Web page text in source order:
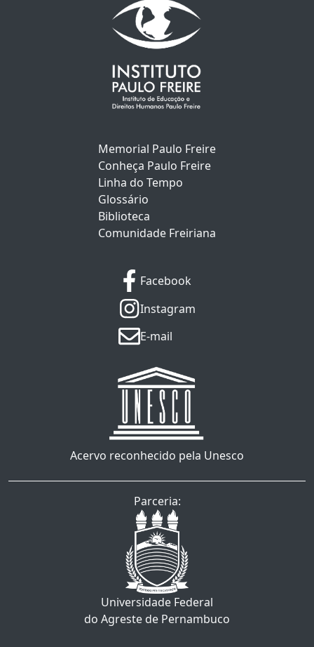
Memorial Paulo Freire
Conheça Paulo Freire
Linha do Tempo
Glossário
Biblioteca
Comunidade Freiriana
Facebook
Instagram
E-mail
Acervo reconhecido pela Unesco
Parceria:
Universidade Federal
do Agreste de Pernambuco